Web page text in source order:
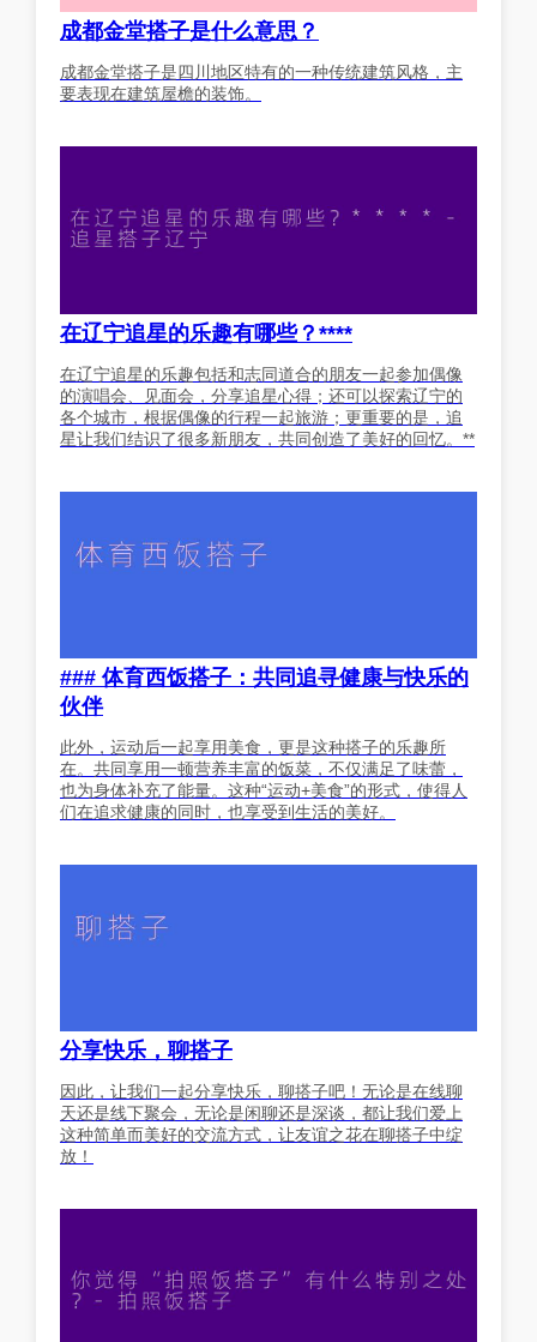
成都金堂搭子是什么意思？
成都金堂搭子是四川地区特有的一种传统建筑风格，主
要表现在建筑屋檐的装饰。
在辽宁追星的乐趣有哪些？****
在辽宁追星的乐趣包括和志同道合的朋友一起参加偶像
的演唱会、见面会，分享追星心得；还可以探索辽宁的
各个城市，根据偶像的行程一起旅游；更重要的是，追
星让我们结识了很多新朋友，共同创造了美好的回忆。**
### 体育西饭搭子：共同追寻健康与快乐的
伙伴
此外，运动后一起享用美食，更是这种搭子的乐趣所
在。共同享用一顿营养丰富的饭菜，不仅满足了味蕾，
也为身体补充了能量。这种“运动+美食”的形式，使得人
们在追求健康的同时，也享受到生活的美好。
分享快乐，聊搭子
因此，让我们一起分享快乐，聊搭子吧！无论是在线聊
天还是线下聚会，无论是闲聊还是深谈，都让我们爱上
这种简单而美好的交流方式，让友谊之花在聊搭子中绽
放！